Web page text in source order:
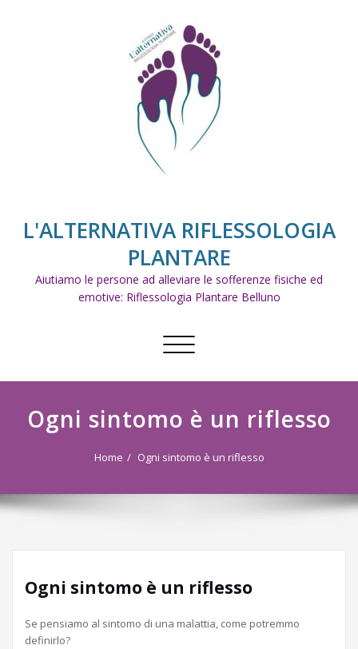
L'ALTERNATIVA RIFLESSOLOGIA
PLANTARE
Aiutiamo le persone ad alleviare le sofferenze fisiche ed
emotive: Riflessologia Plantare Belluno
Commuta
Ogni sintomo è un riflesso
Home Ogni sintomo è un riflesso
Ogni sintomo è un riflesso
Se pensiamo al sintomo di una malattia, come potremmo
definirlo?